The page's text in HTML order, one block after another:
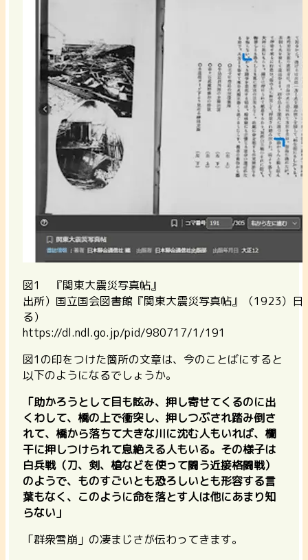
図1 『関東大震災写真帖』
出所）国立国会図書館『関東大震災写真帖』（1923）
る）
https://dl.ndl.go.jp/pid/980717/1/191
図1の印をつけた箇所の文章は、今のことばにすると
以下のようになるでしょうか。
「助かろうとして目も眩み、押し寄せてくるのに出
くわして、橋の上で衝突し、押しつぶされ踏み倒さ
れて、橋から落ちて大きな川に沈む人もいれば、欄
干に押しつけられて息絶える人もいる。その様子は
白兵戦（刀、剣、槍などを使って闘う近接格闘戦）
のようで、ものすごいとも恐ろしいとも形容する言
葉もなく、このように命を落とす人は他にあまり知
らない」
「群衆雪崩」の凄まじさが伝わってきます。